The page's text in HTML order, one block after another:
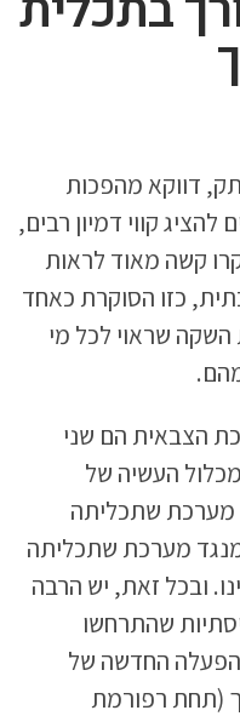
דווקא מהפכות
להציג קווי דמיון רבים,
קשה מאוד לראות
כזו הסוקרת כאחד
השקה שראוי לכל מי
הצבאית הם שני
העשיה של
מערכת שתכליתה
מערכת שתכליתה
ובכל זאת, יש הרבה
שהתרחשו
החדשה של
(תחת רפורמת